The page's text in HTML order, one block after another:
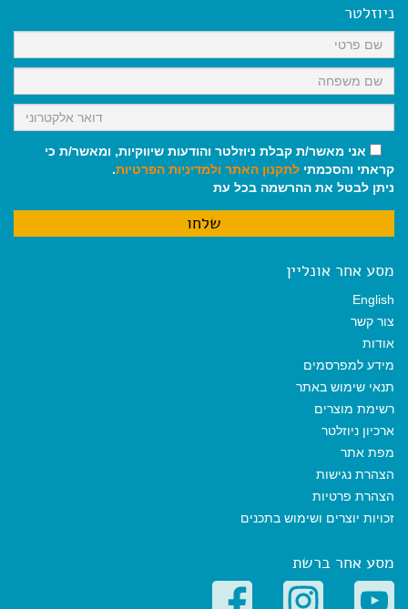
ניוזלטר
אני מאשר/ת קבלת ניוזלטר והודעות שיווקיות, ומאשר/ת כי
קראתי והסכמתי לתקנון האתר ולמדיניות הפרטיות.
ניתן לבטל את ההרשמה בכל עת
מסע אחר אונליין
English
צור קשר
אודות
מידע למפרסמים
תנאי שימוש באתר
רשימת מוצרים
ארכיון ניוזלטר
מפת אתר
הצהרת נגישות
הצהרת פרטיות
זכויות יוצרים ושימוש בתכנים
מסע אחר ברשת